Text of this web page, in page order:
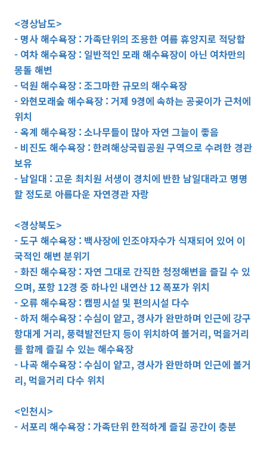
<경상남도>
- 명사 해수욕장 : 가족단위의 조용한 여름 휴양지로 적당함
- 여차 해수욕장 : 일반적인 모래 해수욕장이 아닌 여차만의
몽돌 해변
- 덕원 해수욕장 : 조그마한 규모의 해수욕장
- 와현모래숲 해수욕장 : 거제 9경에 속하는 공곶이가 근처에
위치
- 옥계 해수욕장 : 소나무들이 많아 자연 그늘이 좋음
- 비진도 해수욕장 : 한려해상국립공원 구역으로 수려한 경관
보유
- 남일대 : 고운 최치원 서생이 경치에 반한 남일대라고 명명
할 정도로 아름다운 자연경관 자랑
<경상북도>
- 도구 해수욕장 : 백사장에 인조야자수가 식재되어 있어 이
국적인 해변 분위기
- 화진 해수욕장 : 자연 그대로 간직한 청정해변을 즐길 수 있
으며, 포항 12경 중 하나인 내연산 12 폭포가 위치
- 오류 해수욕장 : 캠핑시설 및 편의시설 다수
- 하저 해수욕장 : 수심이 얕고, 경사가 완만하며 인근에 강구
항대게 거리, 풍력발전단지 등이 위치하여 볼거리, 먹을거리
를 함께 즐길 수 있는 해수욕장
- 나곡 해수욕장 : 수심이 얕고, 경사가 완만하며 인근에 볼거
리, 먹을거리 다수 위치
<인천시>
- 서포리 해수욕장 : 가족단위 한적하게 즐길 공간이 충분